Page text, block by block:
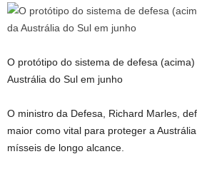
O protótipo do sistema de defesa
Austrália do Sul em junho
O ministro da Defesa, Richard Marles,
maior como vital para proteger a
mísseis de longo alcance.